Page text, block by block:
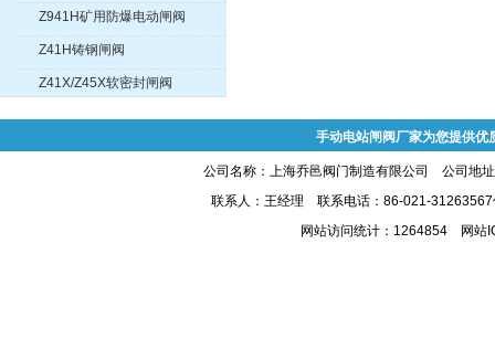
Z941H矿用防爆电动闸阀
Z41H铸钢闸阀
Z41X/Z45X软密封闸阀
手动电站闸阀厂家为您提供优
公司名称：上海乔邑阀门制造有限公司 公司地
联系人：王经理 联系电话：86-021-
网站访问统计：1264854 网站